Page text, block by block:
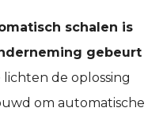
schalen is
gebeurt
lichten de oplossing
om automatische